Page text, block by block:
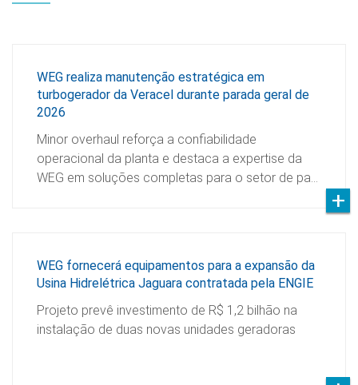
WEG realiza manutenção estratégica em
turbogerador da Veracel durante parada geral de
2026
Minor overhaul reforça a confiabilidade
operacional da planta e destaca a expertise da
WEG em soluções completas para o setor de pa…
WEG fornecerá equipamentos para a expansão da
Usina Hidrelétrica Jaguara contratada pela ENGIE
Projeto prevê investimento de R$ 1,2 bilhão na
instalação de duas novas unidades geradoras